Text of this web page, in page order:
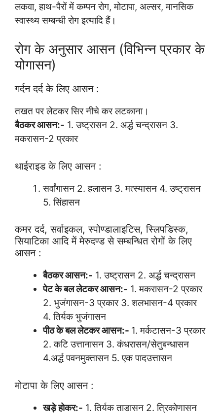
लकवा, हाथ-पैरों में कम्पन रोग, मोटापा, अल्सर, मानसिक
स्वास्थ्य सम्बन्धी रोग इत्यादि हैं।
रोग के अनुसार आसन (विभिन्न प्रकार के
योगासन)
गर्दन दर्द के लिए आसन :
तखत पर लेटकर सिर नीचे कर लटकाना।
बैठकर आसन:- 1. उष्ट्रासन 2. अर्द्ध चन्द्रासन 3.
मकरासन-2 प्रकार
थाईराइड के लिए आसन :
सर्वांगासन 2. हलासन 3. मत्स्यासन 4. उष्ट्रासन
5. सिंहासन
कमर दर्द, सर्वाइकल, स्पोण्डालाइटिस, स्लिपडिस्क,
सियाटिका आदि में मेरुदण्ड से सम्बन्धित रोगों के लिए
आसन :
बैठकर आसन:- 1. उष्ट्रासन 2. अर्द्ध चन्द्रासन
पेट के बल लेटकर आसन:- 1. मकरासन-2 प्रकार
2. भुजंगासन-3 प्रकार 3. शलभासन-4 प्रकार
4. तिर्यक भुजंगासन
पीठ के बल लेटकर आसन:- 1. मर्कटासन-3 प्रकार
2. कटि उत्तानासन 3. कंधरासन/सेतुबन्धासन
4.अर्द्ध पवनमुक्तासन 5. एक पादउत्तासन
मोटापा के लिए आसन :
खड़े होकर:- 1. तिर्यक ताडासन 2. त्रिकोणासन